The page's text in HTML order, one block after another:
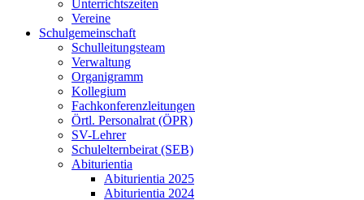
Unterrichtszeiten
Vereine
Schulgemeinschaft
Schulleitungsteam
Verwaltung
Organigramm
Kollegium
Fachkonferenzleitungen
Örtl. Personalrat (ÖPR)
SV-Lehrer
Schulelternbeirat (SEB)
Abiturientia
Abiturientia 2025
Abiturientia 2024